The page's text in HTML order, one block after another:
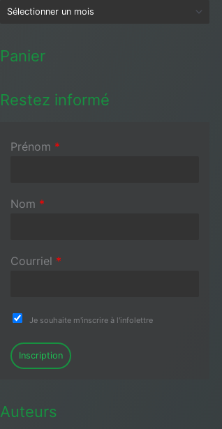
Panier
Restez informé
Prénom *
Nom *
Courriel *
Je souhaite m'inscrire à l'infolettre
Inscription
Auteurs